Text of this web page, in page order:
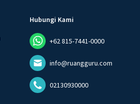
Hubungi Kami
+62 815-7441-0000
info@ruangguru.com
02130930000